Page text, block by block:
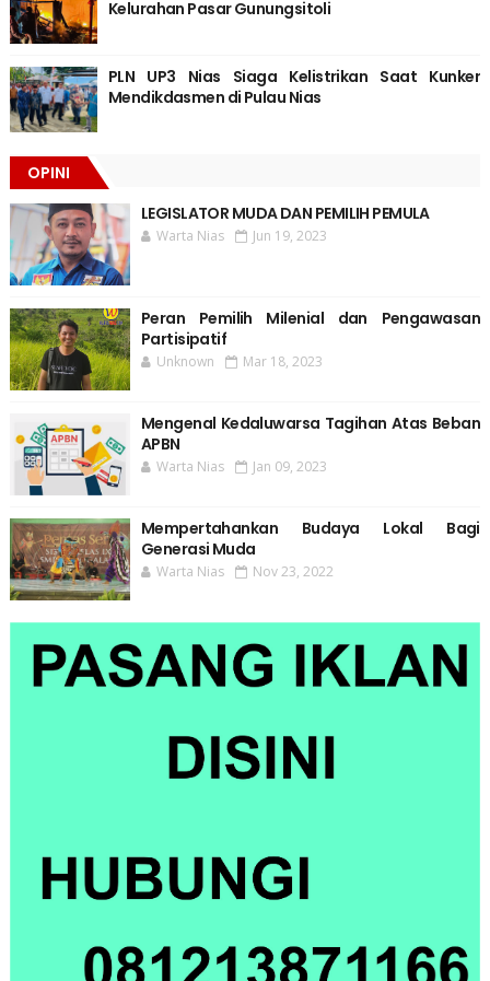
Kelurahan Pasar Gunungsitoli
PLN UP3 Nias Siaga Kelistrikan Saat Kunker
Mendikdasmen di Pulau Nias
OPINI
LEGISLATOR MUDA DAN PEMILIH PEMULA
Warta Nias Jun 19, 2023
Peran Pemilih Milenial dan Pengawasan
Partisipatif
Unknown Mar 18, 2023
Mengenal Kedaluwarsa Tagihan Atas Beban
APBN
Warta Nias Jan 09, 2023
Mempertahankan Budaya Lokal Bagi
Generasi Muda
Warta Nias Nov 23, 2022